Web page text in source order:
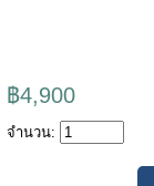
฿4,900
จำนวน: